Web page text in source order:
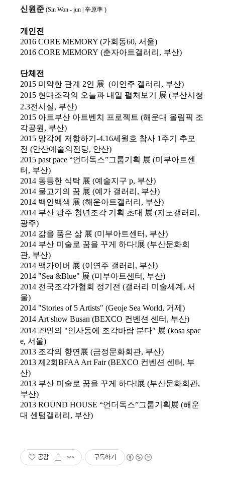
신원준 (Sin Won - jun | 辛原準 )
개인전
2016 CORE MEMORY (가회동60, 서울)
2016 CORE MEMORY (춘자아트갤러리 , 부산)
단체전
2015 미약한 관계 2인 展 (이연주 갤러리 , 부산)
2015 현대조각의 오늘과 내일 펼처보기 展 (부산시청
2.3전시실, 부산)
2015 아트부산 아트벤치 프로젝트 (해운대 올림픽 조
각공원 , 부산)
2015 망각에 저항하기 -4.16세월호 참사 1 주기 추모
전 (안산예술의전당, 안산)
2015 past pace “언더독스”그룹기획 展 (미부아트센
터 , 부산)
2014 동등한 식탁 展 (예술지구 p, 부산)
2014 물고기의 꿈 展 (예가 갤러리 , 부산)
2014 백인백색 展 (해운아트갤러리 , 부산)
2014 부산 광주 청년조각 기획 초대 展 (지노갤러리 ,
광주)
2014 갊을 품은 삶 展 (미부아트센터 , 부산)
2014 부산 미술로 꿈을 꾸게 하다!展 (부산문화회
관, 부산)
2014 맥가이버 展 (이연주 갤러리 , 부산)
2014 "Sea &Blue" 展 (미부아트센터 , 부산)
2014 전국조각가협회 정기전 (갤러리 미술세계 , 서
울)
2014 "Stories of 5 Artists" (Geoje Sea World, 거제)
2014 Art show Busan (BEXCO 컨벤션 센터 , 부산)
2014 29인의 "인사동에 조각바람 분다" 展 (kosa spac
e, 서울)
2013 조각의 향연 展 (금정문화회관, 부산)
2013 제 2회 BFAA Art Fair (BEXCO 컨벤션 센터 , 부
산)
2013 부산 미술로 꿈을 꾸게 하다!展 (부산문화회관,
부산)
2013 ROUND HOUSE “언더독스”그룹기획 展 (해운
대 센텀갤러리 , 부산)
공감 구독하기